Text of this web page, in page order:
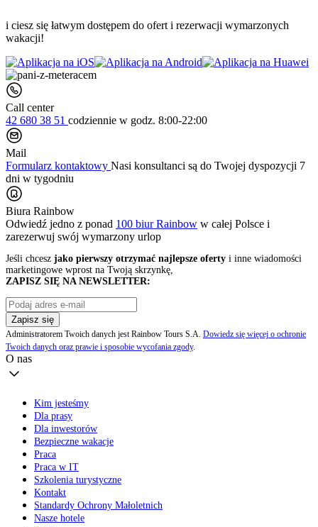
i ciesz się łatwym dostępem do ofert i rezerwacji wymarzonych
wakacji!
Call center
42 680 38 51 codziennie w godz. 8:00-22:00
Mail
Formularz kontaktowy Nasi konsultanci są do Twojej dyspozycji 7
dni w tygodniu
Biura Rainbow
Odwiedź jedno z ponad 100 biur Rainbow w całej Polsce i
zarezerwuj swój wymarzony urlop
Jeśli chcesz jako pierwszy otrzymać najlepsze oferty i inne wiadomości
marketingowe wprost na Twoją skrzynkę,
ZAPISZ SIĘ NA NEWSLETTER:
Zapisz się
Administratorem Twoich danych jest Rainbow Tours S.A. Dowiedz się więcej o ochronie
Twoich danych oraz prawie i sposobie wycofania zgody.
O nas
Kim jesteśmy
Dla prasy
Dla inwestorów
Bezpieczne wakacje
Praca
Praca w IT
Szkolenia turystyczne
Kontakt
Standardy Ochrony Małoletnich
Nasze hotele